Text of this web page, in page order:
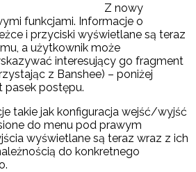
Z nowy
funkcjami. Informacje o
i przyciski wyświetlane są teraz
a użytkownik może
interesujący go fragment
z Banshee) – poniżej
pasek postępu.
takie jak konfiguracja wejść/wyjść
do menu pod prawym
wyświetlane są teraz wraz z ich
do konkretnego